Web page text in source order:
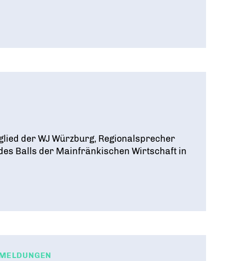
der WJ Würzburg, Regionalsprecher
Balls der Mainfränkischen Wirtschaft in